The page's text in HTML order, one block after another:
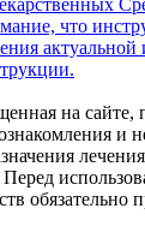
что
на сайте,
и
Перед
обязательно